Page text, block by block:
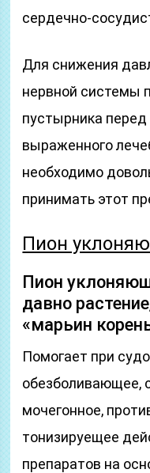
сердечно-
Для снижения
нервной системы
пустырника
выраженного
необходимо
принимать этот
Пион
Пион
давно
«марьин
Помогает при
обезболивающее,
мочегонное,
тонизируещее
препаратов на